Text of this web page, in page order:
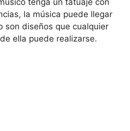
la música puede llegar
son diseños que cualquier
ella puede realizarse.